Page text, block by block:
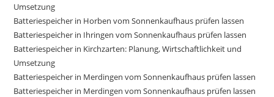
Umsetzung
Batteriespeicher in Horben vom Sonnenkaufhaus prüfen lassen
Batteriespeicher in Ihringen vom Sonnenkaufhaus prüfen lassen
Batteriespeicher in Kirchzarten: Planung, Wirtschaftlichkeit und
Umsetzung
Batteriespeicher in Merdingen vom Sonnenkaufhaus prüfen lassen
Batteriespeicher in Merdingen vom Sonnenkaufhaus prüfen lassen